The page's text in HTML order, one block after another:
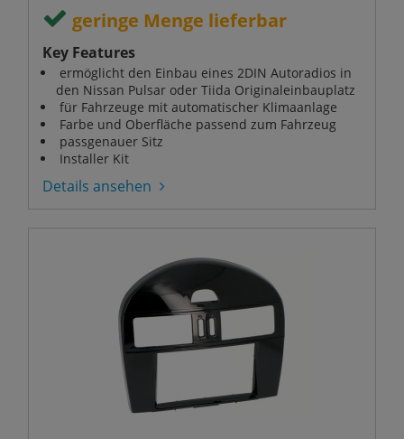
geringe Menge lieferbar
Key Features
ermöglicht den Einbau eines 2DIN Autoradios in
den Nissan Pulsar oder Tiida Originaleinbauplatz
für Fahrzeuge mit automatischer Klimaanlage
Farbe und Oberfläche passend zum Fahrzeug
passgenauer Sitz
Installer Kit
Details ansehen